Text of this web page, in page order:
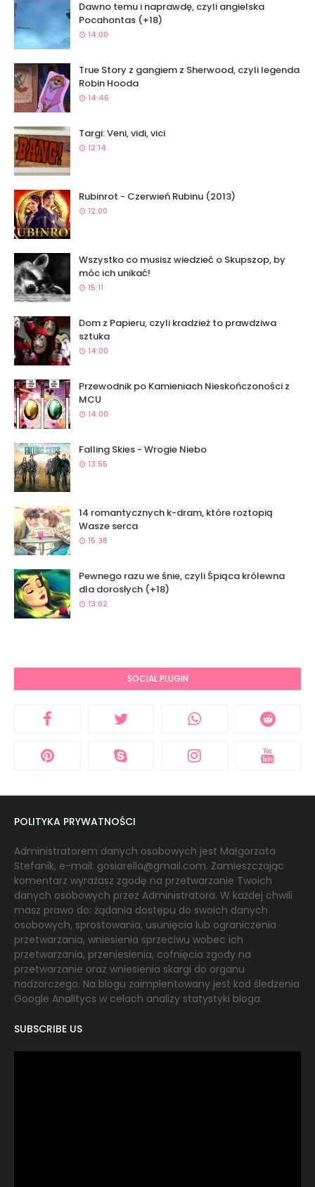
Dawno temu i naprawdę, czyli angielska
Pocahontas (+18)
14:00
True Story z gangiem z Sherwood, czyli legenda
Robin Hooda
14:46
Targi: Veni, vidi, vici
12:14
Rubinrot - Czerwień Rubinu (2013)
12:00
Wszystko co musisz wiedzieć o Skupszop, by
móc ich unikać!
15:11
Dom z Papieru, czyli kradzież to prawdziwa
sztuka
14:00
Przewodnik po Kamieniach Nieskończoności z
MCU
14:00
Falling Skies - Wrogie Niebo
13:55
14 romantycznych k-dram, które roztopią
Wasze serca
15:38
Pewnego razu we śnie, czyli Śpiąca królewna
dla dorosłych (+18)
13:02
SOCIAL PLUGIN
POLITYKA PRYWATNOŚCI
Administratorem danych osobowych jest Małgorzata
Stefanik, e-mail: gosiarella@gmail.com. Zamieszczając
komentarz wyrażasz zgodę na przetwarzanie Twoich
danych osobowych przez Administratora. W każdej chwili
masz prawo do: żądania dostępu do swoich danych
osobowych, sprostowania, usunięcia lub ograniczenia
przetwarzania, wniesienia sprzeciwu wobec ich
przetwarzania, przeniesienia, cofnięcia zgody na
przetwarzanie oraz wniesienia skargi do organu
nadzorczego. Na blogu zaimplentowany jest kod śledzenia
Google Analitycs w celach analizy statystyki bloga.
SUBSCRIBE US